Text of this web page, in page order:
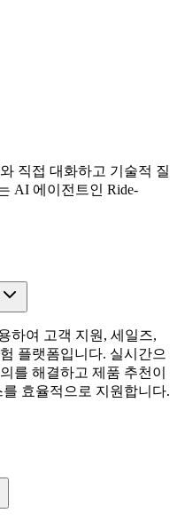
직접 대화하고 기술적 질
AI 에이전트인 Ride-
하여 고객 지원, 세일즈,
플랫폼입니다. 실시간으
를 해결하고 제품 추천이
효율적으로 지원합니다.